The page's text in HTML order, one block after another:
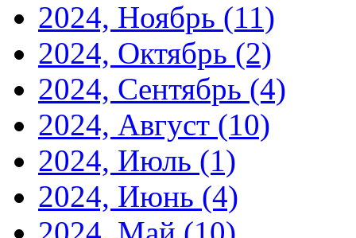
2024, Ноябрь (11)
2024, Октябрь (2)
2024, Сентябрь (4)
2024, Август (10)
2024, Июль (1)
2024, Июнь (4)